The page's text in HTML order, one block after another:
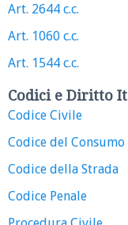
Art. 2644 c.c.
Art. 1060 c.c.
Art. 1544 c.c.
Codici e Diritto
Codice Civile
Codice del Consumo
Codice della Strada
Codice Penale